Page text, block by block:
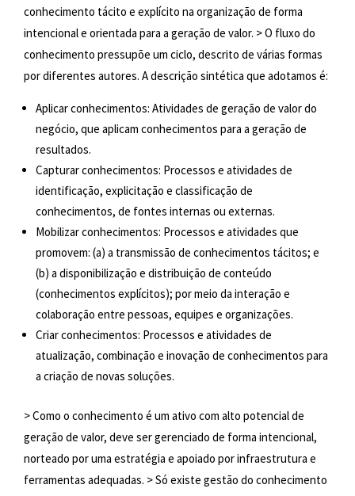
conhecimento tácito e explícito na organização de forma
intencional e orientada para a geração de valor. > O fluxo do
conhecimento pressupõe um ciclo, descrito de várias formas
por diferentes autores. A descrição sintética que adotamos é:
Aplicar conhecimentos: Atividades de geração de valor do
negócio, que aplicam conhecimentos para a geração de
resultados.
Capturar conhecimentos: Processos e atividades de
identificação, explicitação e classificação de
conhecimentos, de fontes internas ou externas.
Mobilizar conhecimentos: Processos e atividades que
promovem: (a) a transmissão de conhecimentos tácitos; e
(b) a disponibilização e distribuição de conteúdo
(conhecimentos explícitos); por meio da interação e
colaboração entre pessoas, equipes e organizações.
Criar conhecimentos: Processos e atividades de
atualização, combinação e inovação de conhecimentos para
a criação de novas soluções.
> Como o conhecimento é um ativo com alto potencial de
geração de valor, deve ser gerenciado de forma intencional,
norteado por uma estratégia e apoiado por infraestrutura e
ferramentas adequadas. > Só existe gestão do conhecimento